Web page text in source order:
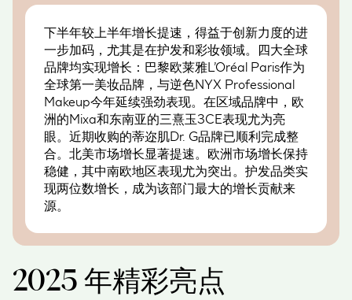
下半年较上半年增长提速，得益于创新力度的进
一步加码，尤其是在护发和彩妆领域。四大全球
品牌均实现增长：巴黎欧莱雅L’Oréal Paris作为
全球第一美妆品牌，与逆色NYX Professional
Makeup今年延续强劲表现。在区域品牌中，欧
洲的Mixa和东南亚的三熹玉3CE表现尤为亮
眼。近期收购的蒂迩肌Dr. G品牌已顺利完成整
合。北美市场增长显著提速。欧洲市场增长保持
稳健，其中南欧地区表现尤为突出。护发品类实
现两位数增长，成为该部门最大的增长贡献来
源。
2025 年精彩亮点